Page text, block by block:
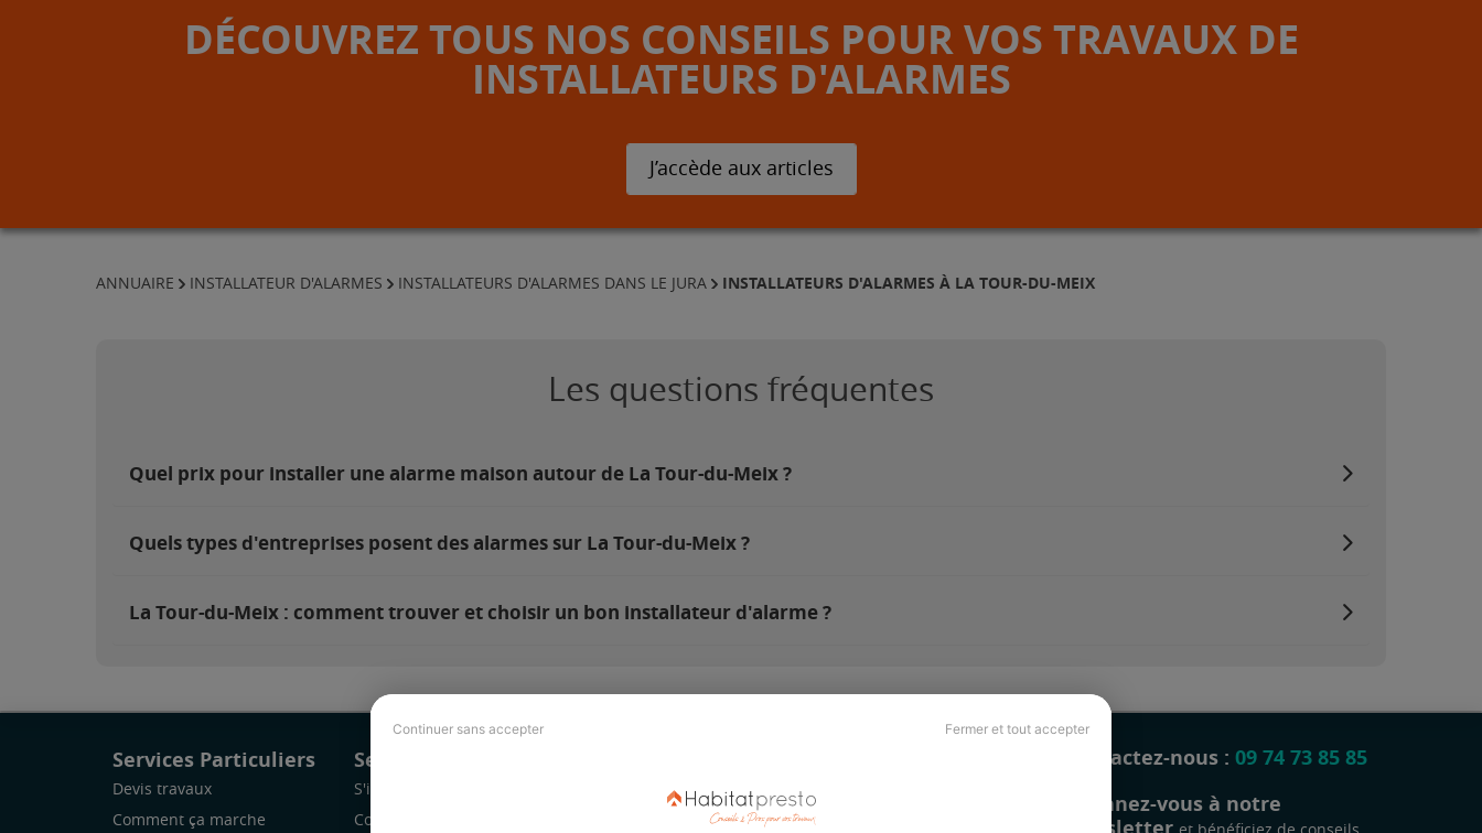
Continuer sans accepter Fermer et tout accepter
DÉCOUVREZ TOUS NOS CONSEILS POUR VOS TRAVAUX DE
INSTALLATEURS D'ALARMES
J’accède aux articles
ANNUAIRE INSTALLATEUR D'ALARMES INSTALLATEURS D'ALARMES DANS LE JURA INSTALLATEURS D'ALARMES À LA TOUR-DU-MEIX
Les questions fréquentes
Quel prix pour installer une alarme maison autour de La Tour-du-Meix ?
Quels types d'entreprises posent des alarmes sur La Tour-du-Meix ?
La Tour-du-Meix : comment trouver et choisir un bon installateur d'alarme ?
Services Particuliers
Devis travaux
Comment ça marche
Services Pro
S'inscrire
Comment ça marche
Revue de presse
Contactez-nous : 09 74 73 85 85
Abonnez-vous à notre